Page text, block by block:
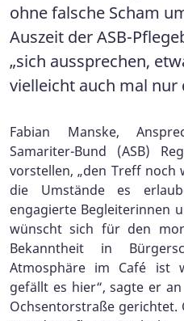
ohne falsche Scham
Auszeit der ASB-
„sich aussprechen,
vielleicht auch mal nur
Fabian Manske,
Samariter-Bund (ASB)
vorstellen, „den Treff noch
die Umstände es
engagierte Begleiterinnen
wünscht sich für den
Bekanntheit in
Atmosphäre im Café ist
gefällt es hier“, sagte er
Ochsentorstraße gerichtet.